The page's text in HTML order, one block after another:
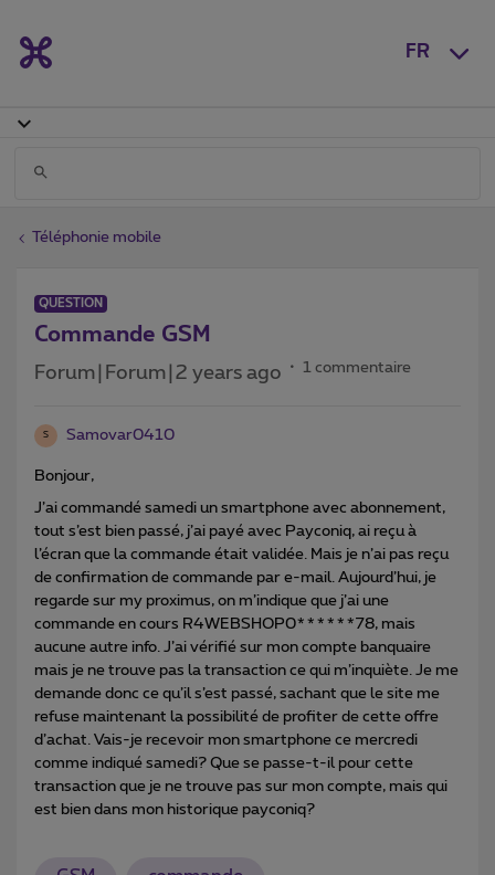
FR
Téléphonie mobile
QUESTION
Commande GSM
Forum|Forum|2 years ago 1 commentaire
S Samovar0410
Bonjour,
J’ai commandé samedi un smartphone avec abonnement,
tout s’est bien passé, j’ai payé avec Payconiq, ai reçu à
l’écran que la commande était validée. Mais je n’ai pas reçu
de confirmation de commande par e-mail. Aujourd’hui, je
regarde sur my proximus, on m’indique que j’ai une
commande en cours R4WEBSHOP0******78, mais
aucune autre info. J’ai vérifié sur mon compte banquaire
mais je ne trouve pas la transaction ce qui m’inquiète. Je me
demande donc ce qu’il s’est passé, sachant que le site me
refuse maintenant la possibilité de profiter de cette offre
d’achat. Vais-je recevoir mon smartphone ce mercredi
comme indiqué samedi? Que se passe-t-il pour cette
transaction que je ne trouve pas sur mon compte, mais qui
est bien dans mon historique payconiq?